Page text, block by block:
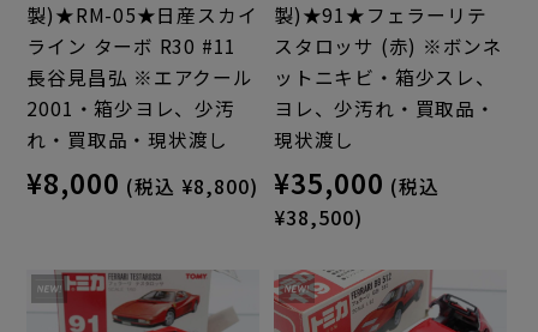
製)★RM-05★日産スカイ
ライン ターボ R30 #11
長谷見昌弘 ※エアクール
2001・箱少ヨレ、少汚
れ・買取品・現状渡し
¥8,000 (税込 ¥8,800)
製)★91★フェラーリテ
スタロッサ (赤) ※ボンネ
ットニキビ・箱少スレ、
ヨレ、少汚れ・買取品・
現状渡し
¥35,000 (税込
¥38,500)